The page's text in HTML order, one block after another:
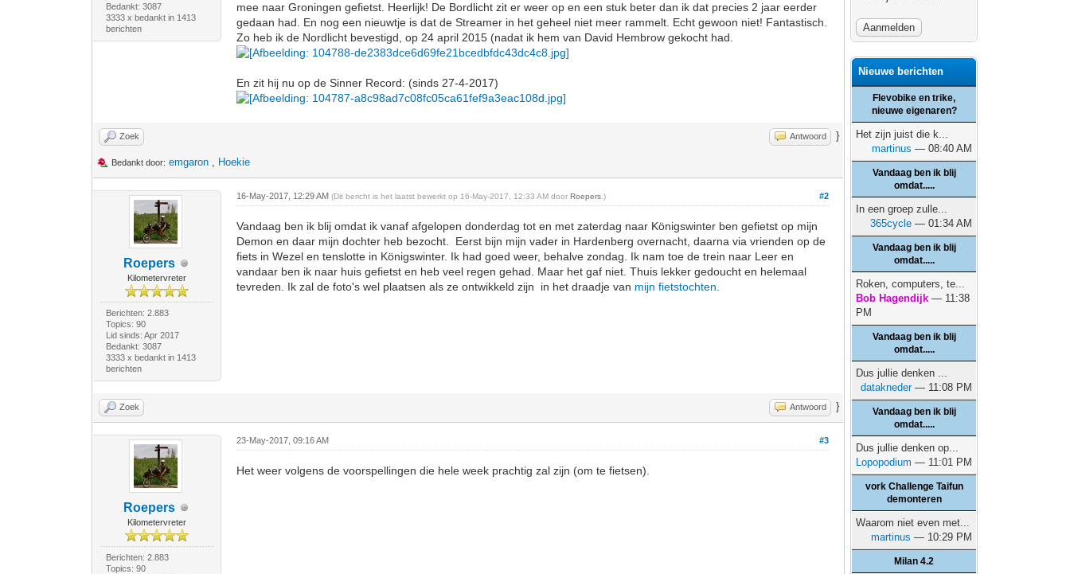
Bedankt: 3087
3333 x bedankt in 1413
berichten
mee naar Groningen gefietst. Heerlijk! De Bordlicht zit er weer op en een stuk beter dan ik dat precies 2 jaar eerder
gedaan had. En nog een nieuwtje is dat de Streamer in het geheel niet meer rammelt. Echt gewoon niet! Fantastisch.
Zo heb ik de Nordlicht bevestigd, op 24 april 2015 (nadat ik hem van David Hembrow gekocht had.
En zit hij nu op de Sinner Record: (sinds 27-4-2017)
Zoek Antwoord }
Bedankt door: emgaron , Hoekie
Roepers
Kilometervreter
Berichten: 2.883
Topics: 90
Lid sinds: Apr 2017
Bedankt: 3087
3333 x bedankt in 1413
berichten
#2
16-May-2017, 12:29 AM(Dit bericht is het laatst bewerkt op 16-May-2017, 12:33 AM doorRoepers .)
Vandaag ben ik blij omdat ik vanaf afgelopen donderdag tot en met zaterdag naar Königswinter ben gefietst op mijn
Demon en daar mijn dochter heb bezocht. Eerst bijn mijn vader in Hardenberg overnacht, daarna via vrienden op de
fiets in Wezel en tenslotte in Königswinter. Ik had goed weer, behalve zondag. Ik nam toe de trein naar Leer en
vandaar ben ik naar huis gefietst en heb veel regen gehad. Maar het gaf niet. Thuis lekker gedoucht en helemaal
tevreden. Ik zal de foto's wel plaatsen als ze ontwikkeld zijn in het draadje van mijn fietstochten
Zoek Antwoord }
Roepers
Kilometervreter
Berichten: 2.883
Topics: 90
#3
23-May-2017, 09:16 AM
Het weer volgens de voorspellingen die hele week prachtig zal zijn (om te fietsen).
Nieuwe berichten
Flevobike en trike,
nieuwe eigenaren?
Het zijn juist die k...
martinus — 08:40 AM
Vandaag ben ik blij
omdat.....
In een groep zulle...
365cycle — 01:34 AM
Vandaag ben ik blij
omdat.....
Roken, computers, te...
Bob Hagendijk — 11:38
PM
Vandaag ben ik blij
omdat.....
Dus jullie denken ...
datakneder— 11:08 PM
Vandaag ben ik blij
omdat.....
Dus jullie denken op...
Lopopodium — 11:01 PM
vork Challenge Taifun
demonteren
Waarom niet even met...
martinus — 10:29 PM
Milan 4.2